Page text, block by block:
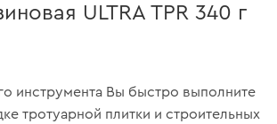
ULTRA TPR 340 г
инструмента Вы быстро выполните
тротуарной плитки и строительных